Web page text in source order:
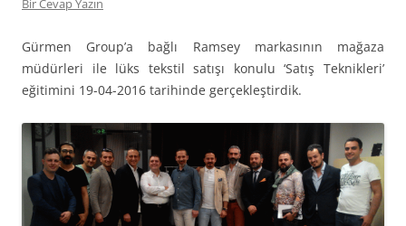
Bir Cevap Yazın
Gürmen Group’a bağlı Ramsey markasının mağaza
müdürleri ile lüks tekstil satışı konulu ‘Satış Teknikleri’
eğitimini 19-04-2016 tarihinde gerçekleştirdik.